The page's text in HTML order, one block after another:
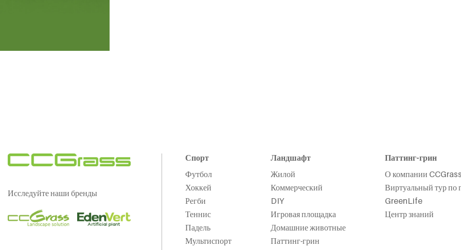
Исследуйте наши бренды
Спорт
Футбол
Хоккей
Регби
Теннис
Падель
Мультиспорт
Ландшафт
Жилой
Коммерческий
DIY
Игровая площадка
Домашние животные
Паттинг-грин
Паттинг-грин
О компании
Виртуальный тур по
GreenLife
Центр знаний